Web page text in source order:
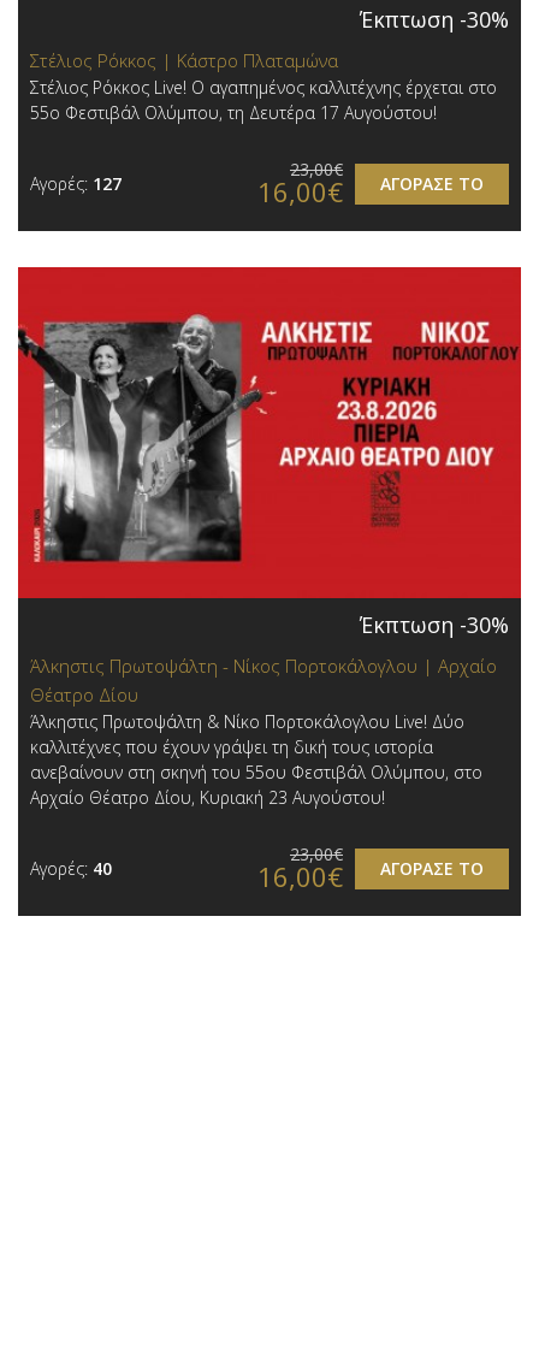
Έκπτωση -30%
Στέλιος Ρόκκος | Κάστρο Πλαταμώνα
Στέλιος Ρόκκος Live! Ο αγαπημένος καλλιτέχνης έρχεται στο
55ο Φεστιβάλ Ολύμπου, τη Δευτέρα 17 Αυγούστου!
Αγορές: 127 ΑΓΟΡΑΣΕ ΤΟ
23,00€
16,00€
Έκπτωση -30%
Άλκηστις Πρωτοψάλτη - Νίκος Πορτοκάλογλου | Αρχαίο
Θέατρο Δίου
Άλκηστις Πρωτοψάλτη & Νίκο Πορτοκάλογλου Live! Δύο
καλλιτέχνες που έχουν γράψει τη δική τους ιστορία
ανεβαίνουν στη σκηνή του 55ου Φεστιβάλ Ολύμπου, στο
Αρχαίο Θέατρο Δίου, Κυριακή 23 Αυγούστου!
Αγορές: 40 ΑΓΟΡΑΣΕ ΤΟ
23,00€
16,00€